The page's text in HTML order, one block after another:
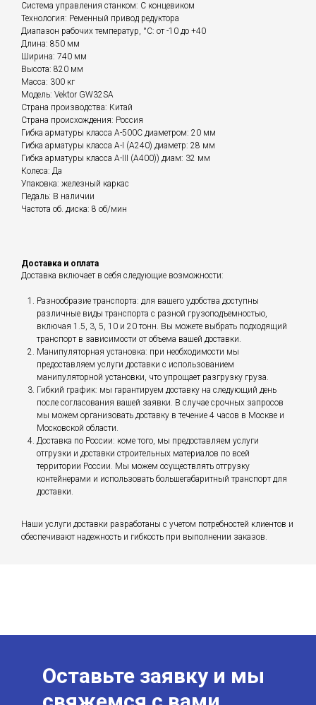
Система управления станком: С концевиком
Технология: Ременный привод редуктора
Диапазон рабочих температур, °С: от -10 до +40
Длина: 850 мм
Ширина: 740 мм
Высота: 820 мм
Масса: 300 кг
Модель: Vektor GW32SA
Страна производства: Китай
Страна происхождения: Россия
Гибка арматуры класса А-500С диаметром: 20 мм
Гибка арматуры класса А-I (А240) диаметр: 28 мм
Гибка арматуры класса А-III (А400)) диам: 32 мм
Колеса: Да
Упаковка: железный каркас
Педаль: В наличии
Частота об. диска: 8 об/мин
Доставка и оплата
Доставка включает в себя следующие возможности:
Разнообразие транспорта: для вашего удобства доступны
различные виды транспорта с разной грузоподъемностью,
включая 1.5, 3, 5, 10 и 20 тонн. Вы можете выбрать подходящий
транспорт в зависимости от объема вашей доставки.
Манипуляторная установка: при необходимости мы
предоставляем услуги доставки с использованием
манипуляторной установки, что упрощает разгрузку груза.
Гибкий график: мы гарантируем доставку на следующий день
после согласования вашей заявки. В случае срочных запросов
мы можем организовать доставку в течение 4 часов в Москве и
Московской области.
Доставка по России: коме того, мы предоставляем услуги
отгрузки и доставки строительных материалов по всей
территории России. Мы можем осуществлять отгрузку
контейнерами и использовать большегабаритный транспорт для
доставки.
Наши услуги доставки разработаны с учетом потребностей клиентов и
обеспечивают надежность и гибкость при выполнении заказов.
Оставьте заявку и мы